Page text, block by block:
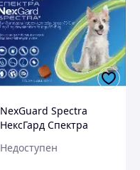
NexGuard Spectra
НексГард Спектра
паразитов для собак M
Недоступен